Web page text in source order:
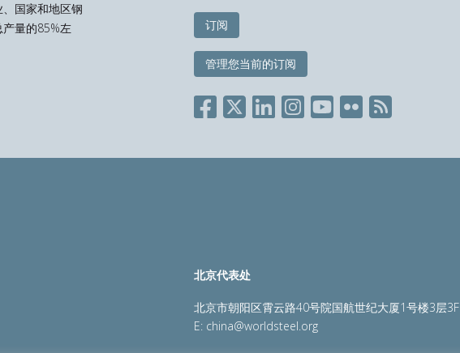
国家和地区钢
量的85%左
订阅
管理您当前的订阅
北京代表处
北京市朝阳区霄云路40号院国航世纪大厦1号楼3层3F
E: china@worldsteel.org